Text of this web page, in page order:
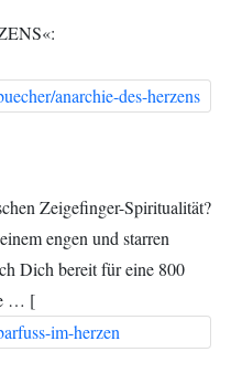
anarchie-des-herzens
Zeigefinger-Spiritualität?
engen und starren
Dich bereit für eine 800
… [
im-herzen